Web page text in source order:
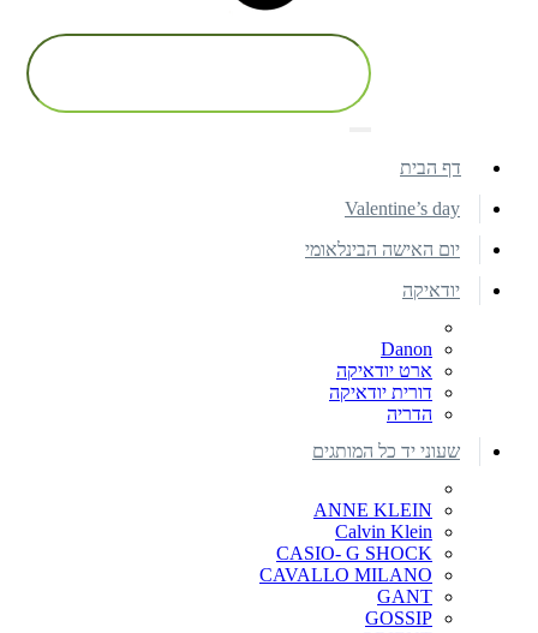
דף הבית
Valentine’s day
יום האישה הבינלאומי
יודאיקה
Danon
ארט יודאיקה
דורית יודאיקה
הדריה
שעוני יד כל המותגים
ANNE KLEIN
Calvin Klein
CASIO- G SHOCK
CAVALLO MILANO
GANT
GOSSIP